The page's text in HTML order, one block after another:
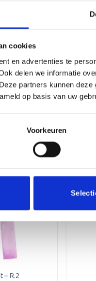
cookies
en advertenties te
delen we informatie
partners kunnen
op basis van uw
Voorkeuren
R.6 NL
incl. BTW
€
Toevoegen
aan
– R.2